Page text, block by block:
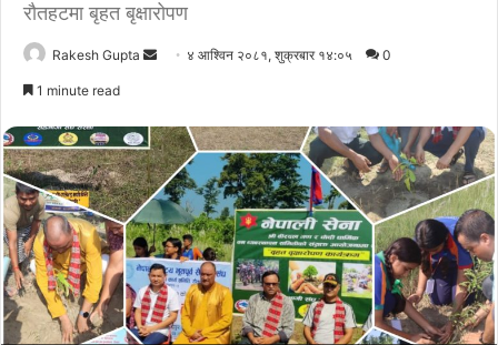
राैतहटमा बृहत बृक्षारोपण
Rakesh Gupta
Send ४ आश्विन २०८१, शुक्रबार १४:०५ 0
1 minute read